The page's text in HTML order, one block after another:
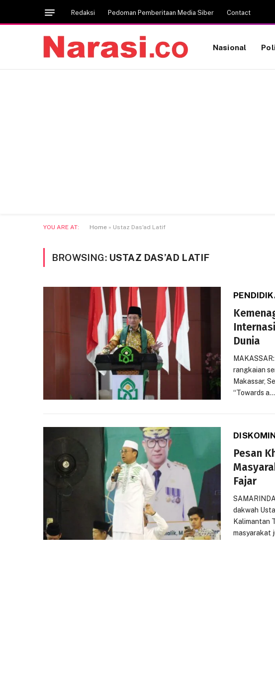
Redaksi Pedoman Pemberitaan Media Siber Contact
Nasional
YOU ARE AT: Home » Ustaz Das'ad Latif
BROWSING: USTAZ DAS’AD LATIF
Dunia
rangkaian
Makassar,
“Towards a…
Pesan
Fajar
dakwah
Kalimantan
masyarakat